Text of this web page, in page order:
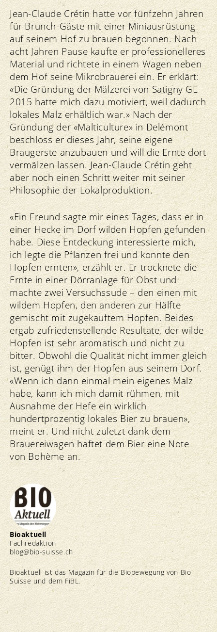
Jean-Claude Crétin hatte vor fünfzehn Jahren
für Brunch-Gäste mit einer Miniausrüstung
auf seinem Hof zu brauen begonnen. Nach
acht Jahren Pause kaufte er professionelleres
Material und richtete in einem Wagen neben
dem Hof seine Mikrobrauerei ein. Er erklärt:
«Die Gründung der Mälzerei von Satigny GE
2015 hatte mich dazu motiviert, weil dadurch
lokales Malz erhältlich war.» Nach der
Gründung der «Malticulture» in Delémont
beschloss er dieses Jahr, seine eigene
Braugerste anzubauen und will die Ernte dort
vermälzen lassen. Jean-Claude Crétin geht
aber noch einen Schritt weiter mit seiner
Philosophie der Lokalproduktion.
«Ein Freund sagte mir eines Tages, dass er in
einer Hecke im Dorf wilden Hopfen gefunden
habe. Diese Entdeckung interessierte mich,
ich legte die Pflanzen frei und konnte den
Hopfen ernten», erzählt er. Er trocknete die
Ernte in einer Dörranlage für Obst und
machte zwei Versuchssude – den einen mit
wildem Hopfen, den anderen zur Hälfte
gemischt mit zugekauftem Hopfen. Beides
ergab zufriedenstellende Resultate, der wilde
Hopfen ist sehr aromatisch und nicht zu
bitter. Obwohl die Qualität nicht immer gleich
ist, genügt ihm der Hopfen aus seinem Dorf.
«Wenn ich dann einmal mein eigenes Malz
habe, kann ich mich damit rühmen, mit
Ausnahme der Hefe ein wirklich
hundertprozentig lokales Bier zu brauen»,
meint er. Und nicht zuletzt dank dem
Brauereiwagen haftet dem Bier eine Note
von Bohème an.
Bioaktuell
Fachredaktion
blog@bio-suisse.ch
Bioaktuell ist das Magazin für die Biobewegung von Bio
Suisse und dem FiBL.